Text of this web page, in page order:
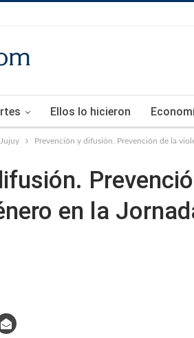
Ellos lo hicieron
Jujuy Prevención y difusión. Prevención de la
en la